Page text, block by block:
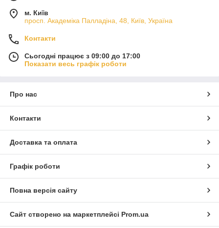
м. Київ
просп. Академіка Палладіна, 48, Київ, Україна
Контакти
Сьогодні працює з 09:00 до 17:00
Показати весь графік роботи
Про нас
Контакти
Доставка та оплата
Графік роботи
Повна версія сайту
Сайт створено на маркетплейсі Prom.ua